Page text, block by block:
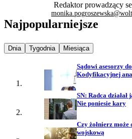
Redaktor prowadzący
Najpopularniejsze
Najpopularniejsze wiadomości z
Dnia Najpopularniejsze wiadomości z
Tygodnia Najpopularniejsze
Miesiąca
Sądowi asesorzy
Kodyfikacyjnej
SN: Radca
Nie poniesie kary
Czy żołnierz może
wojskową